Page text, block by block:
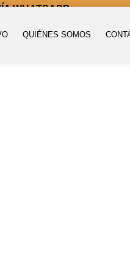
WHATSAPP
QUIÉNES SOMOS